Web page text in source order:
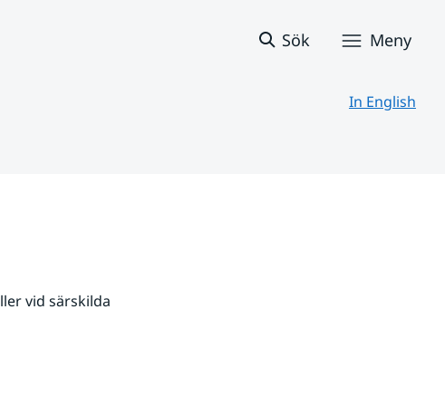
Sök Meny
In English
vid särskilda